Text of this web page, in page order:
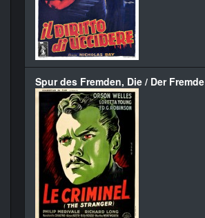
Spur des Fremden, Die / Der Fremde